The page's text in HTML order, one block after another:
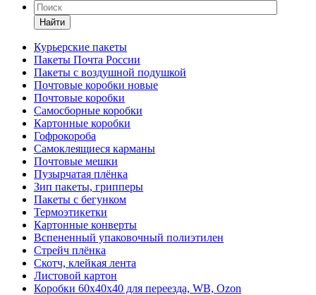
Найти
Курьерские пакеты
Пакеты Почта России
Пакеты с воздушной подушкой
Почтовые коробки новые
Почтовые коробки
Самосборные коробки
Картонные коробки
Гофрокороба
Самоклеящиеся карманы
Почтовые мешки
Пузырчатая плёнка
Зип пакеты, грипперы
Пакеты с бегунком
Термоэтикетки
Картонные конверты
Вспененный упаковочный полиэтилен
Стрейч плёнка
Скотч, клейкая лента
Листовой картон
Коробки 60х40х40 для переезда, WB, Ozon